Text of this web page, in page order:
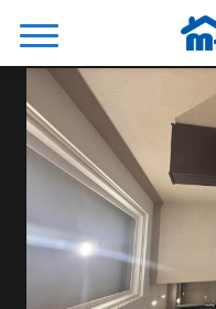
2026 台北降價好屋限量釋出
2026 台中降價好屋限量釋出